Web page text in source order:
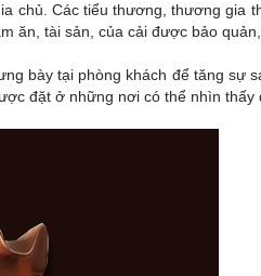
chủ. Các tiểu thương, thương gia
ăn, tài sản, của cải được bảo
bày tại phòng khách để tăng sự
đặt ở những nơi có thể nhìn thấy